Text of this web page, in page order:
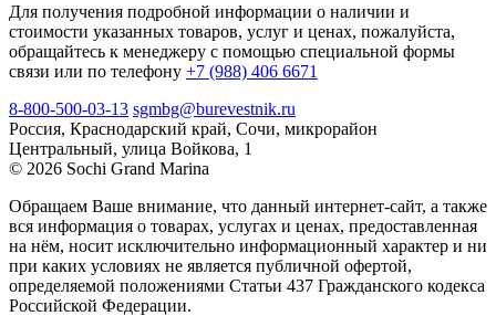
Для получения подробной информации о наличии и
стоимости указанных товаров, услуг и ценах, пожалуйста,
обращайтесь к менеджеру с помощью специальной формы
связи или по телефону +7 (988) 406 6671
8-800-500-03-13 sgmbg@burevestnik.ru
Россия, Краснодарский край, Сочи, микрорайон
Центральный, улица Войкова, 1
© 2026 Sochi Grand Marina
Обращаем Ваше внимание, что данный интернет-сайт, а также
вся информация о товарах, услугах и ценах, предоставленная
на нём, носит исключительно информационный характер и ни
при каких условиях не является публичной офертой,
определяемой положениями Статьи 437 Гражданского кодекса
Российской Федерации.